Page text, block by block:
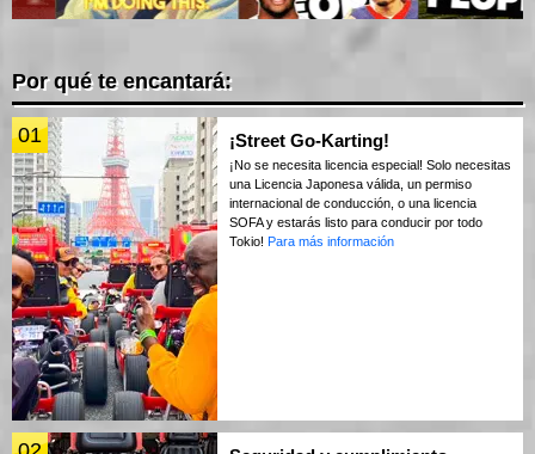
Por qué te encantará:
01 ¡Street Go-Karting!
¡No se necesita licencia especial! Solo necesitas
una Licencia Japonesa válida, un permiso
internacional de conducción, o una licencia
SOFA y estarás listo para conducir por todo
Tokio! Para más información